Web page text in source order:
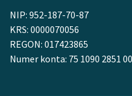
NIP: 952-187-70-87
KRS: 0000070056
REGON: 017423865
Numer konta: 75 1090 2851